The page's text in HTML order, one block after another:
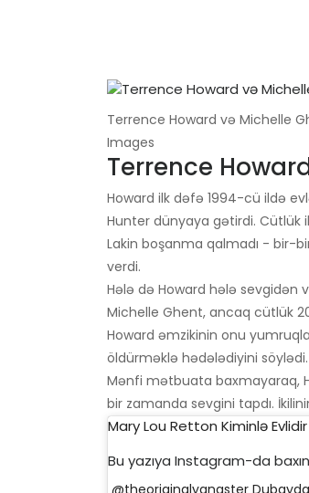
Terrence Howard və Michelle
Images
Terrence
Howard ilk dəfə 1994-cü ildə
Hunter dünyaya gətirdi. Cütlük
Lakin boşanma qalmadı - bir-
verdi.
Hələ də Howard hələ sevgidən
Michelle Ghent, ancaq cütlük
Howard əmzikinin onu
öldürməklə hədələdiyini söylədi.
Mənfi mətbuata baxmayaraq,
bir zamanda sevgini tapdı.
Mary Lou Retton Kiminlə Evlidir
Bu yazıya Instagram-da baxın